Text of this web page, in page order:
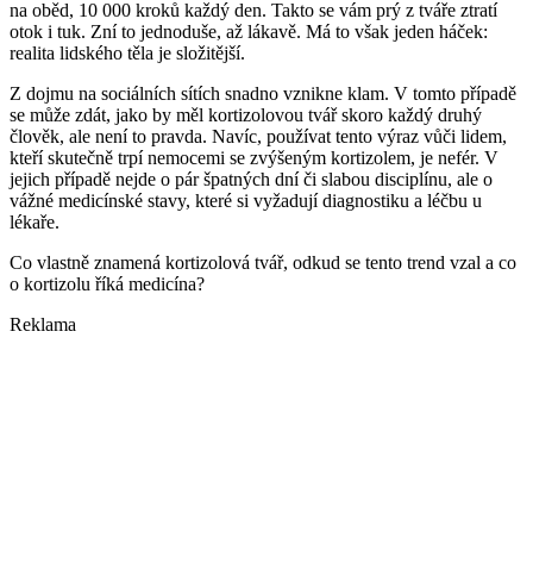
na oběd, 10 000 kroků každý den. Takto se vám prý z tváře ztratí
otok i tuk. Zní to jednoduše, až lákavě. Má to však jeden háček:
realita lidského těla je složitější.
Z dojmu na sociálních sítích snadno vznikne klam. V tomto případě
se může zdát, jako by měl kortizolovou tvář skoro každý druhý
člověk, ale není to pravda. Navíc, používat tento výraz vůči lidem,
kteří skutečně trpí nemocemi se zvýšeným kortizolem, je nefér. V
jejich případě nejde o pár špatných dní či slabou disciplínu, ale o
vážné medicínské stavy, které si vyžadují diagnostiku a léčbu u
lékaře.
Co vlastně znamená kortizolová tvář, odkud se tento trend vzal a co
o kortizolu říká medicína?
Reklama